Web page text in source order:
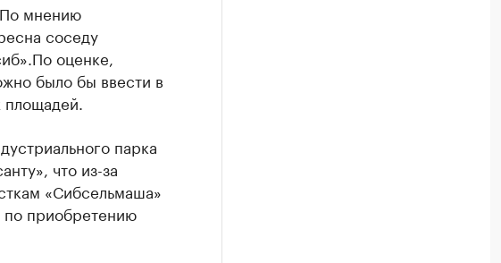
мнению
соседу
оценке,
было бы ввести в
парка
что из-за
«Сибсельмаша»
по приобретению